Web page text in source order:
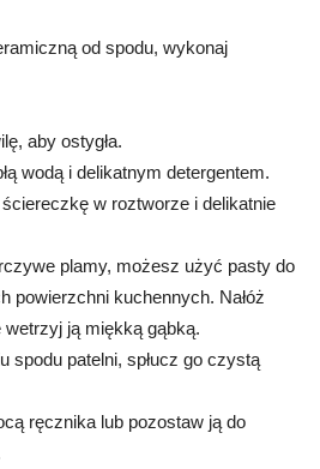
od spodu, wykonaj
aby ostygła.
wodą i delikatnym detergentem.
w roztworze i delikatnie
plamy, możesz użyć pasty do
powierzchni kuchennych. Nałóż
wetrzyj ją miękką gąbką.
spodu patelni, spłucz go czystą
ręcznika lub pozostaw ją do